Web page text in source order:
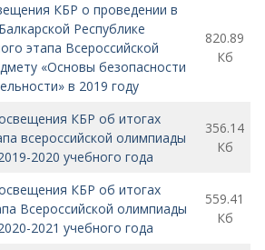
КБР о проведении в
Республике
этапа Всероссийской
«Основы безопасности
в 2019 году
820.89
Кб
КБР об итогах
всероссийской олимпиады
2020 учебного года
356.14
Кб
КБР об итогах
Всероссийской олимпиады
2021 учебного года
559.41
Кб